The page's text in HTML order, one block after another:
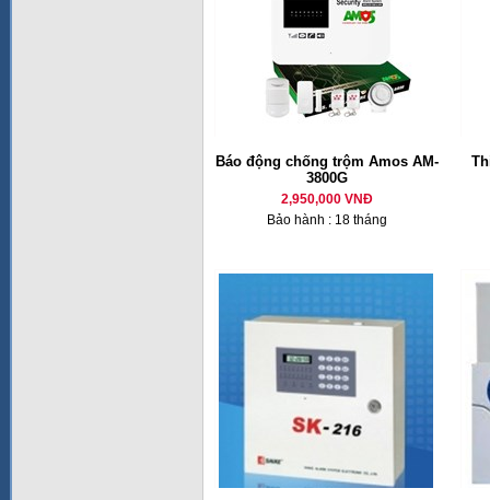
Báo động chống trộm Amos AM-
3800G
2,950,000 VNĐ
Bảo hành : 18 tháng